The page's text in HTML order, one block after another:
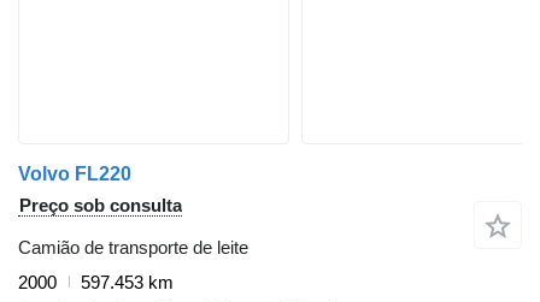
Volvo FL220
Preço sob consulta
Camião de transporte de leite
2000
597.453 km